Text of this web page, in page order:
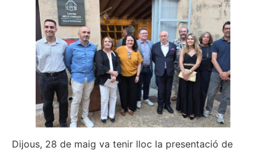
Dijous, 28 de maig va tenir lloc la presentació de